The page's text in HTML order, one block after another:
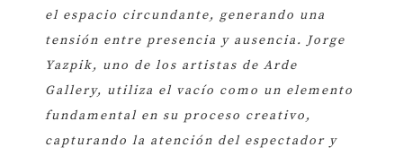
el espacio circundante, generando una
tensión entre presencia y ausencia. Jorge
Yazpik, uno de los artistas de Arde
Gallery, utiliza el vacío como un elemento
fundamental en su proceso creativo,
capturando la atención del espectador y